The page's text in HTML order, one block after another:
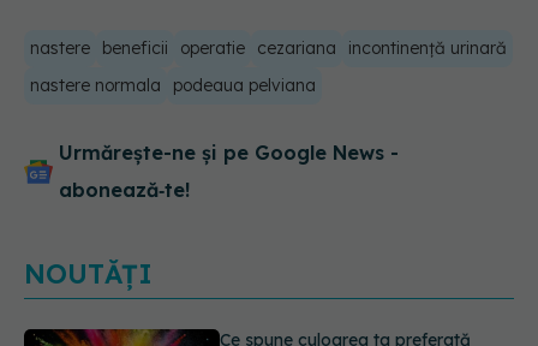
nastere beneficii operatie cezariana
incontinență urinară
nastere normala
podeaua pelviana
Urmărește-ne și pe Google News -
abonează‑te!
NOUTĂȚI